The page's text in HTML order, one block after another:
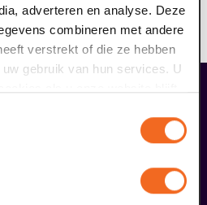
adverteren en analyse. Deze
combineren met andere
verstrekt of die ze hebben
gebruik van hun services. U
tickets bestellen graag. Dan